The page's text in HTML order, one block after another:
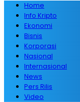
Home
Info Kripto
Ekonomi
Bisnis
Korporasi
Nasional
Internasional
News
Pers Rilis
Video